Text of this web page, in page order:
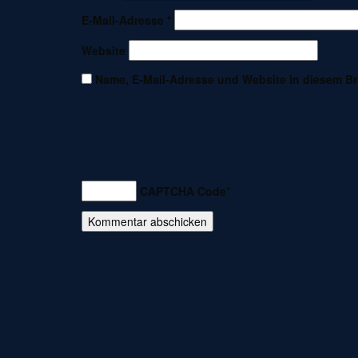
E-Mail-Adresse *
Website
Name, E-Mail-Adresse und Website in diesem
CAPTCHA Code*